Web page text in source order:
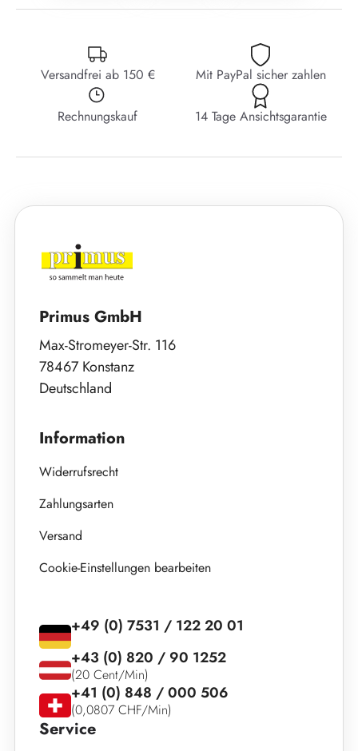
Versandfrei ab 150 € Mit PayPal sicher zahlen
Rechnungskauf 14 Tage Ansichtsgarantie
Primus GmbH
Max-Stromeyer-Str. 116
78467 Konstanz
Deutschland
Information
Widerrufsrecht
Zahlungsarten
Versand
Cookie-Einstellungen bearbeiten
Service
+49 (0) 7531 / 122 20 01
+43 (0) 820 / 90 1252
(20 Cent/Min)
+41 (0) 848 / 000 506
(0,0807 CHF/Min)